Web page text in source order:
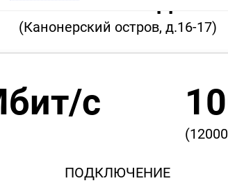
(Канонерский остров, д.16-17)
с
ПОДКЛЮЧЕНИЕ